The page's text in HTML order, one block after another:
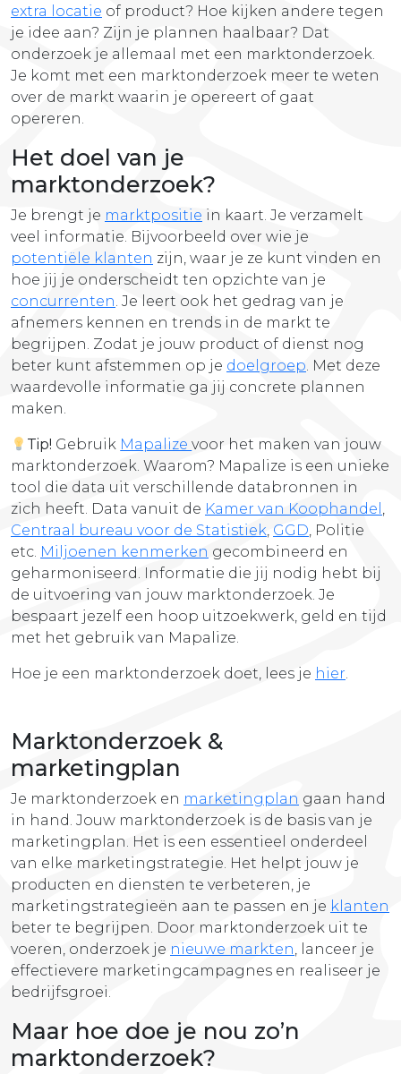
extra locatie of product? Hoe kijken andere tegen
je idee aan? Zijn je plannen haalbaar? Dat
onderzoek je allemaal met een marktonderzoek.
Je komt met een marktonderzoek meer te weten
over de markt waarin je opereert of gaat
opereren.
Het doel van je
marktonderzoek?
Je brengt je marktpositie in kaart. Je verzamelt
veel informatie. Bijvoorbeeld over wie je
potentiële klanten zijn, waar je ze kunt vinden en
hoe jij je onderscheidt ten opzichte van je
concurrenten. Je leert ook het gedrag van je
afnemers kennen en trends in de markt te
begrijpen. Zodat je jouw product of dienst nog
beter kunt afstemmen op je doelgroep. Met deze
waardevolle informatie ga jij concrete plannen
maken.
Tip! Gebruik Mapalizevoor het maken van jouw
marktonderzoek. Waarom? Mapalize is een unieke
tool die data uit verschillende databronnen in
zich heeft. Data vanuit de Kamer van Koophandel ,
Centraal bureau voor de Statistiek, GGD, Politie
etc. Miljoenen kenmerken gecombineerd en
geharmoniseerd. Informatie die jij nodig hebt bij
de uitvoering van jouw marktonderzoek. Je
bespaart jezelf een hoop uitzoekwerk, geld en tijd
met het gebruik van Mapalize.
Hoe je een marktonderzoek doet, lees je hier.
Marktonderzoek &
marketingplan
Je marktonderzoek en marketingplan gaan hand
in hand. Jouw marktonderzoek is de basis van je
marketingplan. Het is een essentieel onderdeel
van elke marketingstrategie. Het helpt jouw je
producten en diensten te verbeteren, je
marketingstrategieën aan te passen en je klanten
beter te begrijpen. Door marktonderzoek uit te
voeren, onderzoek je nieuwe markten, lanceer je
effectievere marketingcampagnes en realiseer je
bedrijfsgroei.
Maar hoe doe je nou zo’n
marktonderzoek?